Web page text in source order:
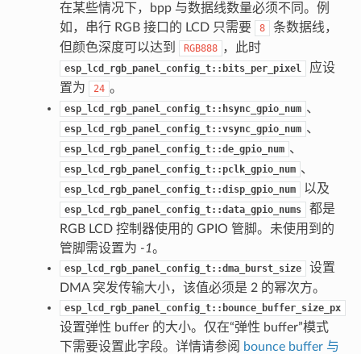
在某些情况下，bpp 与数据线数量必须不同。例
如，串行 RGB 接口的 LCD 只需要
8
条数据线，
但颜色深度可以达到
RGB888 ，此时
esp_lcd_rgb_panel_config_t::bits_per_pixel
应设
置为
24 。
esp_lcd_rgb_panel_config_t::hsync_gpio_num 、
esp_lcd_rgb_panel_config_t::vsync_gpio_num 、
esp_lcd_rgb_panel_config_t::de_gpio_num 、
esp_lcd_rgb_panel_config_t::pclk_gpio_num 、
esp_lcd_rgb_panel_config_t::disp_gpio_num 以及
esp_lcd_rgb_panel_config_t::data_gpio_nums
都是
RGB LCD 控制器使用的 GPIO 管脚。未使用到的
管脚需设置为 -1。
esp_lcd_rgb_panel_config_t::dma_burst_size
设置
DMA 突发传输大小，该值必须是 2 的幂次方。
esp_lcd_rgb_panel_config_t::bounce_buffer_size_px
设置弹性 buffer 的大小。仅在“弹性 buffer”模式
下需要设置此字段。详情请参阅 bounce buffer 与